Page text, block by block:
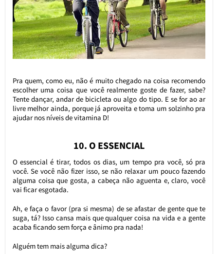
Pra quem, como eu, não é muito chegado na coisa recomendo
escolher uma coisa que você realmente goste de fazer, sabe?
Tente dançar, andar de bicicleta ou algo do tipo. E se for ao ar
livre melhor ainda, porque já aproveita e toma um solzinho pra
ajudar nos níveis de vitamina D!
10. O ESSENCIAL
O essencial é tirar, todos os dias, um tempo pra você, só pra
você. Se você não fizer isso, se não relaxar um pouco fazendo
alguma coisa que gosta, a cabeça não aguenta e, claro, você
vai ficar esgotada.
Ah, e faça o favor (pra si mesma) de se afastar de gente que te
suga, tá? Isso cansa mais que qualquer coisa na vida e a gente
acaba ficando sem força e ânimo pra nada!
Alguém tem mais alguma dica?